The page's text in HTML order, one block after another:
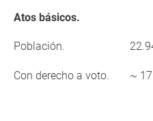
Atos básicos.
Población.
Con derecho a voto. ~